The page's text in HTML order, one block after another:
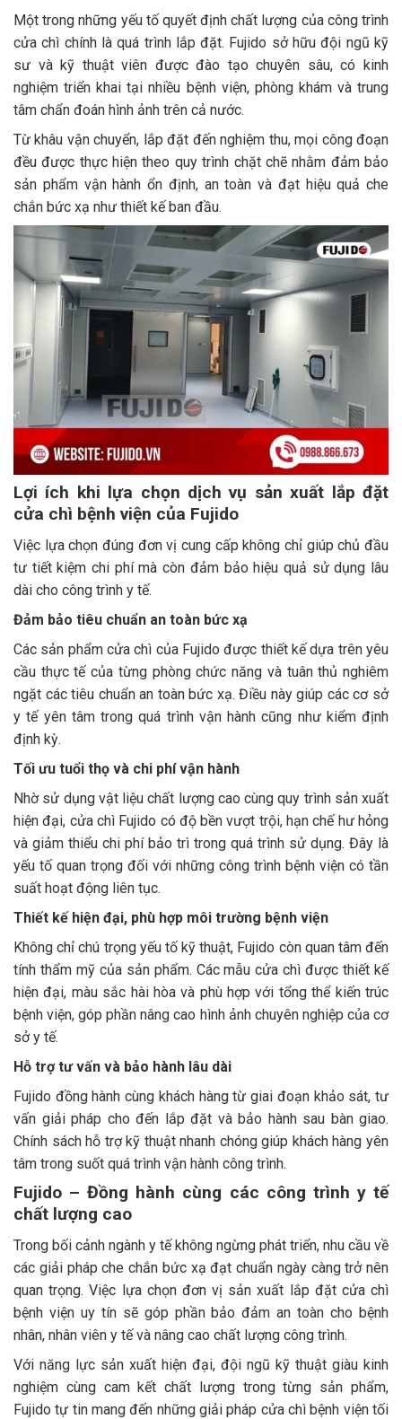
Một trong những yếu tố quyết định chất lượng của công trình
cửa chì chính là quá trình lắp đặt. Fujido sở hữu đội ngũ kỹ
sư và kỹ thuật viên được đào tạo chuyên sâu, có kinh
nghiệm triển khai tại nhiều bệnh viện, phòng khám và trung
tâm chẩn đoán hình ảnh trên cả nước.
Từ khâu vận chuyển, lắp đặt đến nghiệm thu, mọi công đoạn
đều được thực hiện theo quy trình chặt chẽ nhằm đảm bảo
sản phẩm vận hành ổn định, an toàn và đạt hiệu quả che
chắn bức xạ như thiết kế ban đầu.
Lợi ích khi lựa chọn dịch vụ sản xuất lắp đặt
cửa chì bệnh viện của Fujido
Việc lựa chọn đúng đơn vị cung cấp không chỉ giúp chủ đầu
tư tiết kiệm chi phí mà còn đảm bảo hiệu quả sử dụng lâu
dài cho công trình y tế.
Đảm bảo tiêu chuẩn an toàn bức xạ
Các sản phẩm cửa chì của Fujido được thiết kế dựa trên yêu
cầu thực tế của từng phòng chức năng và tuân thủ nghiêm
ngặt các tiêu chuẩn an toàn bức xạ. Điều này giúp các cơ sở
y tế yên tâm trong quá trình vận hành cũng như kiểm định
định kỳ.
Tối ưu tuổi thọ và chi phí vận hành
Nhờ sử dụng vật liệu chất lượng cao cùng quy trình sản xuất
hiện đại, cửa chì Fujido có độ bền vượt trội, hạn chế hư hỏng
và giảm thiểu chi phí bảo trì trong quá trình sử dụng. Đây là
yếu tố quan trọng đối với những công trình bệnh viện có tần
suất hoạt động liên tục.
Thiết kế hiện đại, phù hợp môi trường bệnh viện
Không chỉ chú trọng yếu tố kỹ thuật, Fujido còn quan tâm đến
tính thẩm mỹ của sản phẩm. Các mẫu cửa chì được thiết kế
hiện đại, màu sắc hài hòa và phù hợp với tổng thể kiến trúc
bệnh viện, góp phần nâng cao hình ảnh chuyên nghiệp của cơ
sở y tế.
Hỗ trợ tư vấn và bảo hành lâu dài
Fujido đồng hành cùng khách hàng từ giai đoạn khảo sát, tư
vấn giải pháp cho đến lắp đặt và bảo hành sau bàn giao.
Chính sách hỗ trợ kỹ thuật nhanh chóng giúp khách hàng yên
tâm trong suốt quá trình vận hành công trình.
Fujido – Đồng hành cùng các công trình y tế
chất lượng cao
Trong bối cảnh ngành y tế không ngừng phát triển, nhu cầu về
các giải pháp che chắn bức xạ đạt chuẩn ngày càng trở nên
quan trọng. Việc lựa chọn đơn vị sản xuất lắp đặt cửa chì
bệnh viện uy tín sẽ góp phần bảo đảm an toàn cho bệnh
nhân, nhân viên y tế và nâng cao chất lượng công trình.
Với năng lực sản xuất hiện đại, đội ngũ kỹ thuật giàu kinh
nghiệm cùng cam kết chất lượng trong từng sản phẩm,
Fujido tự tin mang đến những giải pháp cửa chì bệnh viện tối